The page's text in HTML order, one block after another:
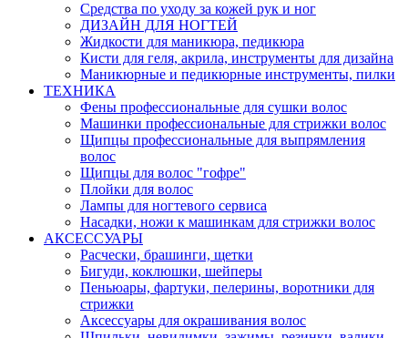
Средства по уходу за кожей рук и ног
ДИЗАЙН ДЛЯ НОГТЕЙ
Жидкости для маникюра, педикюра
Кисти для геля, акрила, инструменты для дизайна
Маникюрные и педикюрные инструменты, пилки
ТЕХНИКА
Фены профессиональные для сушки волос
Машинки профессиональные для стрижки волос
Щипцы профессиональные для выпрямления
волос
Щипцы для волос "гофре"
Плойки для волос
Лампы для ногтевого сервиса
Насадки, ножи к машинкам для стрижки волос
АКСЕССУАРЫ
Расчески, брашинги, щетки
Бигуди, коклюшки, шейперы
Пеньюары, фартуки, пелерины, воротники для
стрижки
Аксессуары для окрашивания волос